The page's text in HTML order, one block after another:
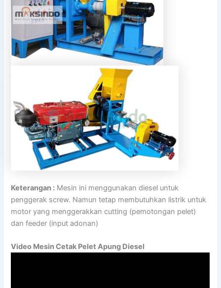
Keterangan : Mesin ini menggunakan diesel untuk
penggerak screw. Namun tetap membutuhkan listrik untuk
motor yang menggerakkan cutting (pemotongan pelet)
dan feeder (input adonan)
Video Mesin Cetak Pelet Apung Diesel